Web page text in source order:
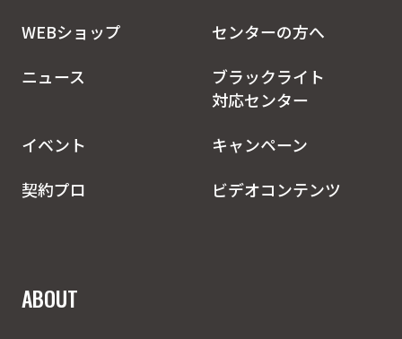
WEBショップ
センターの方へ
ニュース
ブラックライト
対応センター
イベント
キャンペーン
契約プロ
ビデオコンテンツ
ABOUT